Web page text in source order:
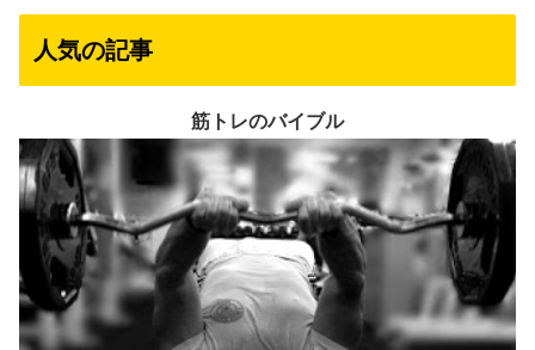
人気の記事
筋トレのバイブル